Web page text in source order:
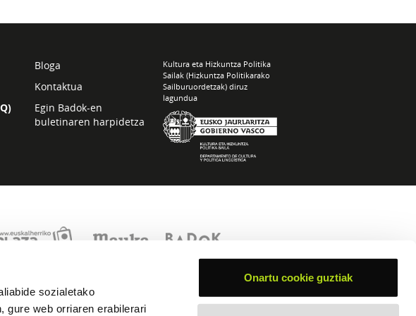
sozialetako
gure web orriaren erabilerari
Onartu cookie guztiak
Bloga
Kontaktua
Egin Badok-en
buletinaren harpidetza
Kultura eta Hizkuntza Politika
Sailak (Hizkuntza Politikarako
Sailburuordetzak) diruz
lagundua